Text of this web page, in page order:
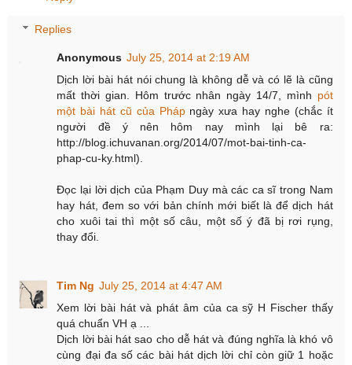
Replies
Anonymous July 25, 2014 at 2:19 AM
Dịch lời bài hát nói chung là không dễ và có lẽ là cũng
mất thời gian. Hôm trước nhân ngày 14/7, mình pót
một bài hát cũ của Phápngày xưa hay nghe (chắc ít
người đề ý nên hôm nay mình lại bê ra:
http://blog.ichuvanan.org/2014/07/mot-bai-tinh-ca-
phap-cu-ky.html).
Đọc lại lời dịch của Phạm Duy mà các ca sĩ trong Nam
hay hát, đem so với bản chính mới biết là để dịch hát
cho xuôi tai thì một số câu, một số ý đã bị rơi rụng,
thay đổi.
Tim Ng July 25, 2014 at 4:47 AM
Xem lời bài hát và phát âm của ca sỹ H Fischer thấy
quá chuẩn VH ạ ...
Dịch lời bài hát sao cho dễ hát và đúng nghĩa là khó vô
cùng đại đa số các bài hát dịch lời chỉ còn giữ 1 hoặc